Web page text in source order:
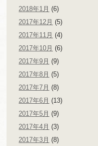
2018年1月 (6)
2017年12月 (5)
2017年11月 (4)
2017年10月 (6)
2017年9月 (9)
2017年8月 (5)
2017年7月 (8)
2017年6月 (13)
2017年5月 (9)
2017年4月 (3)
2017年3月 (8)